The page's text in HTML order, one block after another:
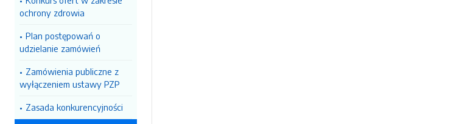
ochrony zdrowia
Plan postępowań o
udzielanie zamówień
Zamówienia publiczne z
wyłączeniem ustawy PZP
Zasada konkurencyjności